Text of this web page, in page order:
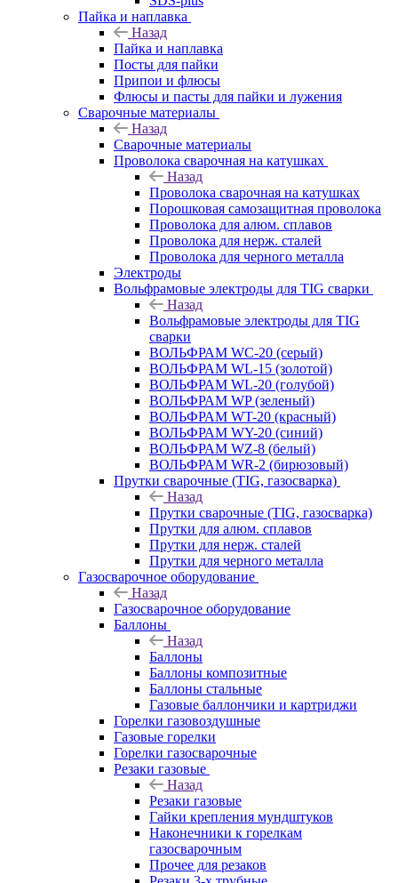
Пайка и наплавка
Назад
Пайка и наплавка
Посты для пайки
Припои и флюсы
Флюсы и пасты для пайки и лужения
Сварочные материалы
Назад
Сварочные материалы
Проволока сварочная на катушках
Назад
Проволока сварочная на катушках
Порошковая самозащитная проволока
Проволока для алюм. сплавов
Проволока для нерж. сталей
Проволока для черного металла
Электроды
Вольфрамовые электроды для TIG сварки
Назад
Вольфрамовые электроды для TIG
сварки
ВОЛЬФРАМ WC-20 (серый)
ВОЛЬФРАМ WL-15 (золотой)
ВОЛЬФРАМ WL-20 (голубой)
ВОЛЬФРАМ WP (зеленый)
ВОЛЬФРАМ WT-20 (красный)
ВОЛЬФРАМ WY-20 (синий)
ВОЛЬФРАМ WZ-8 (белый)
ВОЛЬФРАМ WR-2 (бирюзовый)
Прутки сварочные (TIG, газосварка)
Назад
Прутки сварочные (TIG, газосварка)
Прутки для алюм. сплавов
Прутки для нерж. сталей
Прутки для черного металла
Газосварочное оборудование
Назад
Газосварочное оборудование
Баллоны
Назад
Баллоны
Баллоны композитные
Баллоны стальные
Газовые баллончики и картриджи
Горелки газовоздушные
Газовые горелки
Горелки газосварочные
Резаки газовые
Назад
Резаки газовые
Гайки крепления мундштуков
Наконечники к горелкам
газосварочным
Прочее для резаков